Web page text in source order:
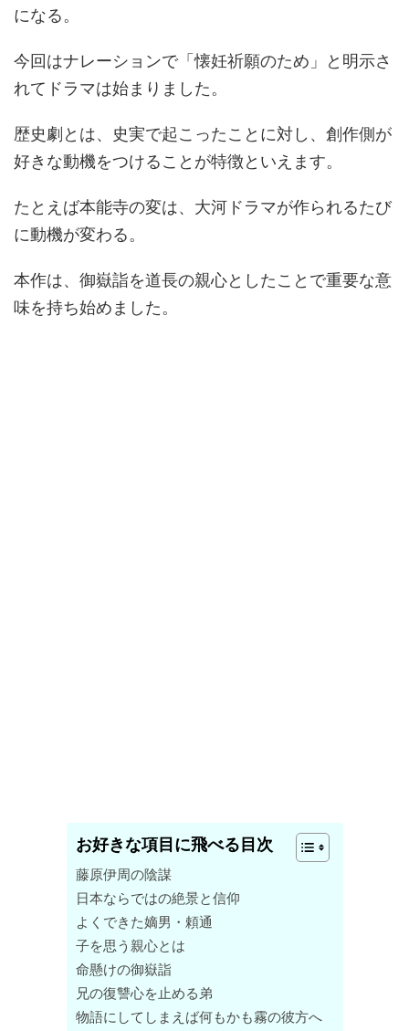
になる。
今回はナレーションで「懐妊祈願のため」と明示さ
れてドラマは始まりました。
歴史劇とは、史実で起こったことに対し、創作側が
好きな動機をつけることが特徴といえます。
たとえば本能寺の変は、大河ドラマが作られるたび
に動機が変わる。
本作は、御嶽詣を道長の親心としたことで重要な意
味を持ち始めました。
お好きな項目に飛べる目次
藤原伊周の陰謀
日本ならではの絶景と信仰
よくできた嫡男・頼通
子を思う親心とは
命懸けの御嶽詣
兄の復讐心を止める弟
物語にしてしまえば何もかも霧の彼方へ